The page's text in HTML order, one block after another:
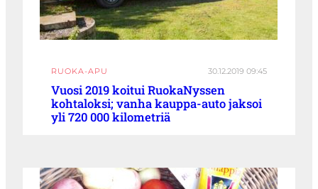
RUOKA-APU 30.12.2019 09:45
Vuosi 2019 koitui RuokaNyssen
kohtaloksi; vanha kauppa-auto jaksoi
yli 720 000 kilometriä